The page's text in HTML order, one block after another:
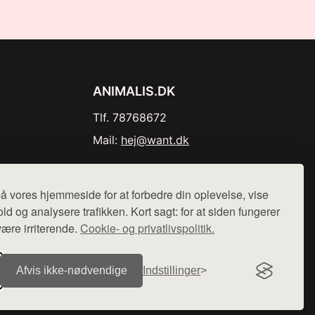
vores hjemmeside for at forbedre din oplevelse, vise
og analysere trafikken. Kort sagt: for at siden fungerer
irriterende. Cookie- og privatlivspolitik.
Afvis ikke‑nødvendige Indstillinger
ANIMALIS.DK
Tlf. 78768672
Mail: hej@want.dk
sælges ikke varer fra denne side - vi henviser til de shops,